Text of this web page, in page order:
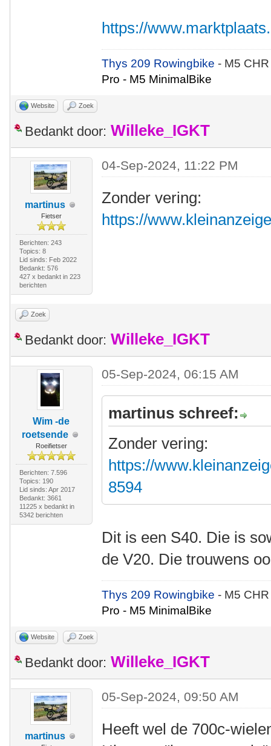
https://
Thys 209 Rowingbike- M5
Pro - M5 MinimalBike
Website Zoek
Bedankt door: Willeke_IGKT
martinus
Fietser
Berichten: 243
Topics: 8
Lid sinds: Feb 2022
Bedankt: 576
427 x bedankt in 223
berichten
04-Sep-2024, 11:22 PM
Zonder vering:
https://
Zoek
Bedankt door: Willeke_IGKT
Wim -de
roetsende
Roeifietser
Berichten: 7.596
Topics: 190
Lid sinds: Apr 2017
Bedankt: 3661
11225 x bedankt in
5342 berichten
05-Sep-2024, 06:15 AM
martinus schreef:
Zonder vering:
https://
8594
Dit is een S40. Die is
de V20. Die trouwens
Thys 209 Rowingbike- M5
Pro - M5 MinimalBike
Website Zoek
Bedankt door: Willeke_IGKT
martinus
05-Sep-2024, 09:50 AM
Heeft wel de 700c-